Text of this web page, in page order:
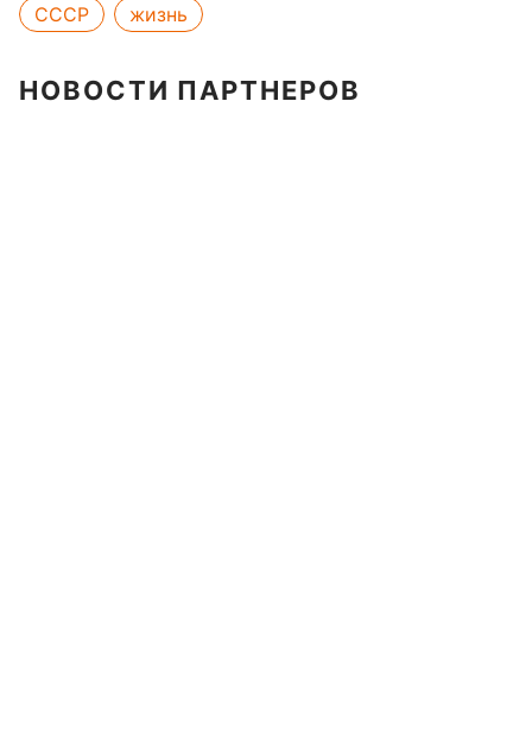
СССР жизнь
НОВОСТИ ПАРТНЕРОВ